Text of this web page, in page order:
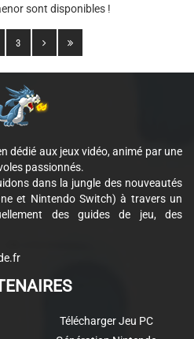
sont disponibles !
3
dédié aux jeux vidéo, animé par une
passionnés.
dans la jungle des nouveautés
et Nintendo Switch) à travers un
des guides de jeu, des
Télécharger Jeu PC